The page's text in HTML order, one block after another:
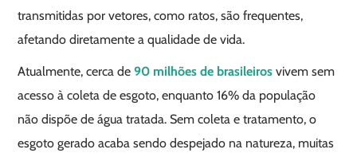
transmitidas por vetores, como ratos, são frequentes,
afetando diretamente a qualidade de vida.
Atualmente, cerca de90 milhões de brasileiros vivem sem
acesso à coleta de esgoto, enquanto 16% da população
não dispõe de água tratada. Sem coleta e tratamento, o
esgoto gerado acaba sendo despejado na natureza, muitas